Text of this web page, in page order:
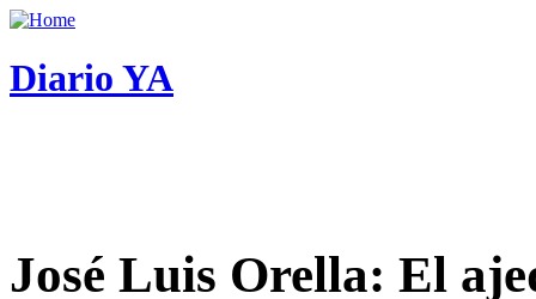
Diario YA
José Luis Orella: El